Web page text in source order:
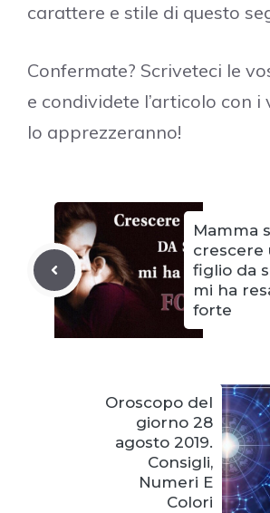
carattere e stile di questo
Confermate? Scriveteci le
e condividete l’articolo con i
lo apprezzeranno!
Mamma
crescere
figlio da
mi ha
forte
Oroscopo del
giorno 28
agosto 2019.
Consigli,
Numeri E
Colori